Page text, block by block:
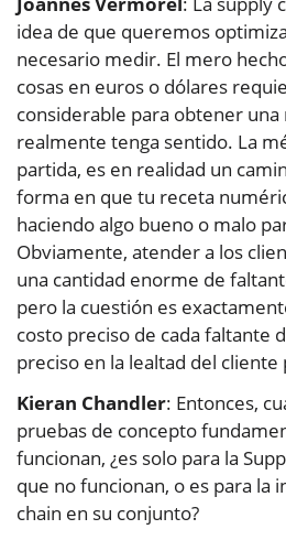
idea de que queremos
necesario medir. El mero
cosas en euros o dólares
considerable para obtener
realmente tenga sentido. La
partida, es en realidad un
forma en que tu receta
haciendo algo bueno o malo
Obviamente, atender a los
una cantidad enorme de
pero la cuestión es
costo preciso de cada faltante
preciso en la lealtad del cliente
Kieran Chandler: Entonces,
pruebas de concepto
funcionan, ¿es solo para la
que no funcionan, o es para la
chain en su conjunto?